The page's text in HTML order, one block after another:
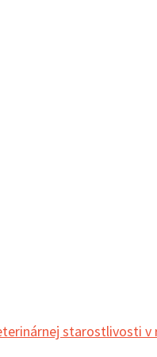
starostlivosti v